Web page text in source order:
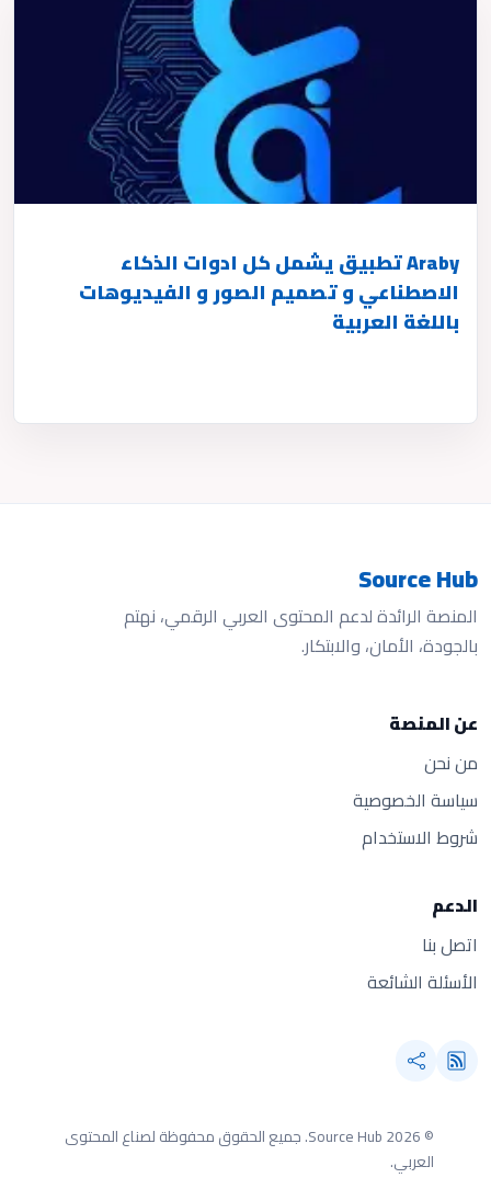
Araby تطبيق يشمل كل ادوات الذكاء
الاصطناعي و تصميم الصور و الفيديوهات
باللغة العربية
Source Hub
المنصة الرائدة لدعم المحتوى العربي الرقمي، نهتم
بالجودة، الأمان، والابتكار.
عن المنصة
من نحن
سياسة الخصوصية
شروط الاستخدام
الدعم
اتصل بنا
الأسئلة الشائعة
© 2026 Source Hub.
جميع الحقوق محفوظة لصناع المحتوى
العربي.